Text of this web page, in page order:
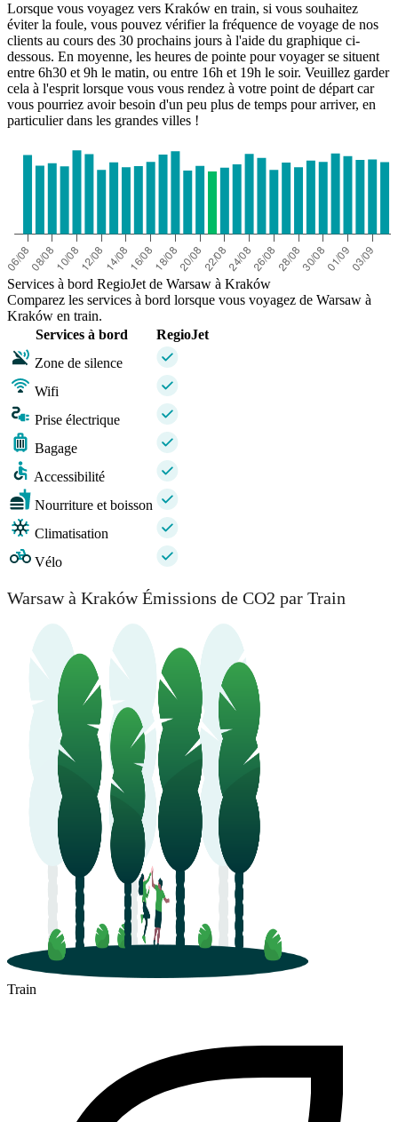
Lorsque vous voyagez vers Kraków en train, si vous souhaitez
éviter la foule, vous pouvez vérifier la fréquence de voyage de nos
clients au cours des 30 prochains jours à l'aide du graphique ci-
dessous. En moyenne, les heures de pointe pour voyager se situent
entre 6h30 et 9h le matin, ou entre 16h et 19h le soir. Veuillez garder
cela à l'esprit lorsque vous vous rendez à votre point de départ car
vous pourriez avoir besoin d'un peu plus de temps pour arriver, en
particulier dans les grandes villes !
Services à bord RegioJet de Warsaw à Kraków
Comparez les services à bord lorsque vous voyagez de Warsaw à
Kraków en train.
Services à bord
RegioJet
Zone de silence
Wifi
Prise électrique
Bagage
Accessibilité
Nourriture et boisson
Climatisation
Vélo
Warsaw à Kraków Émissions de CO2 par Train
Train